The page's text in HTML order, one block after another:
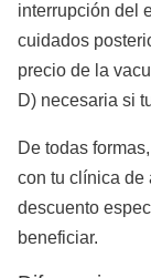
interrupción del
cuidados
precio de la
D) necesaria si
De todas
con tu clínica de
descuento
beneficiar.